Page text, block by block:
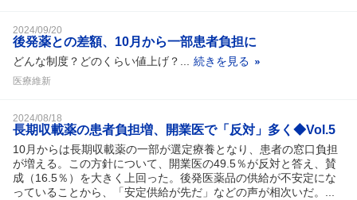
2024/09/20
後発薬との差額、10月から一部患者負担に
どんな制度？どのくらい値上げ？... 続きを見る
医療維新
2024/08/18
長期収載薬の患者負担増、開業医で「反対」多く◆Vol.5
10月からは長期収載薬の一部が選定療養となり、患者の窓口負担
が増える。この方針について、開業医の49.5％が反対と答え、賛
成（16.5％）を大きく上回った。後発医薬品の供給が不安定にな
っていることから、「安定供給が先だ」などの声が相次いだ。...